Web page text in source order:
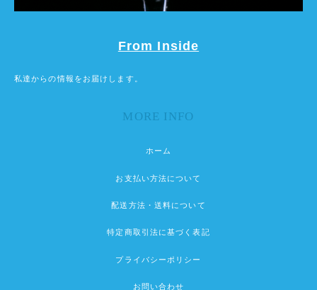
From Inside
私達からの情報をお届けします。
MORE INFO
ホーム
お支払い方法について
配送方法・送料について
特定商取引法に基づく表記
プライバシーポリシー
お問い合わせ